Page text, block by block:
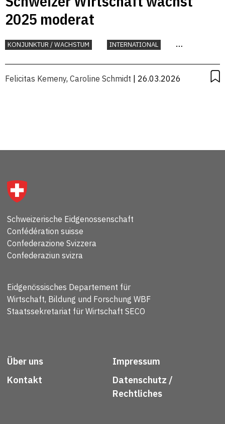
2025 moderat
KONJUNKTUR / WACHSTUM
INTERNATIONAL
Felicitas Kemeny, Caroline Schmidt | 26.03.2026
Schweizerische Eidgenossenschaft
Confédération suisse
Confederazione Svizzera
Confederaziun svizra
Eidgenössisches Departement für
Wirtschaft, Bildung und Forschung WBF
Staatssekretariat für Wirtschaft SECO
Über uns
Kontakt
Impressum
Datenschutz /
Rechtliches